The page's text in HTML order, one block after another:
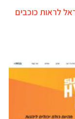
לראות כוכבים